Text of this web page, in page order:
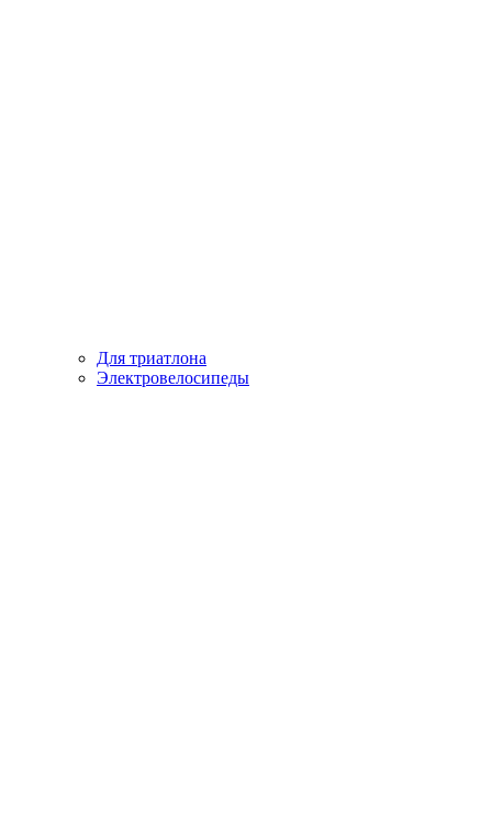
Для триатлона
Электровелосипеды